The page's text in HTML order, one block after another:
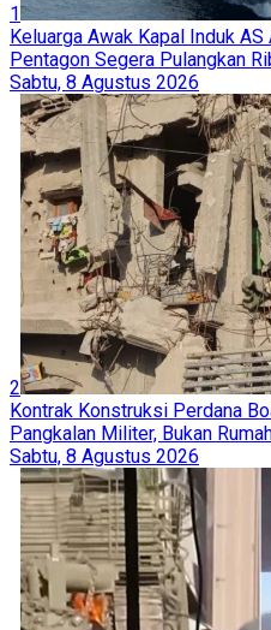
1
Keluarga Awak Kapal Induk
Pentagon Segera Pulangkan
Sabtu, 8 Agustus 2026
2
Kontrak Konstruksi Perdana
Pangkalan Militer, Bukan
Sabtu, 8 Agustus 2026